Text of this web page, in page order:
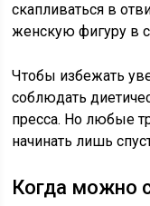
скапливаться в
женскую фигуру в
Чтобы избежать
соблюдать
пресса. Но любые
начинать лишь
Когда можно